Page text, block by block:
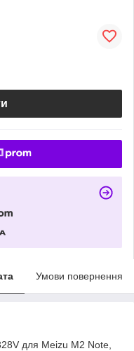
Умови повернення
для Meizu M2 Note,